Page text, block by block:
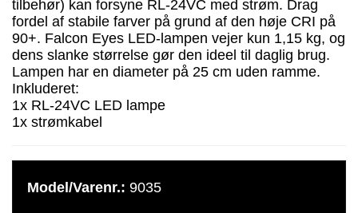
tilbehør) kan forsyne RL-24VC med strøm. Drag
fordel af stabile farver på grund af den høje CRI på
90+. Falcon Eyes LED-lampen vejer kun 1,15 kg, og
dens slanke størrelse gør den ideel til daglig brug.
Lampen har en diameter på 25 cm uden ramme.
Inkluderet:
1x RL-24VC LED lampe
1x strømkabel
Model/Varenr.: 9035